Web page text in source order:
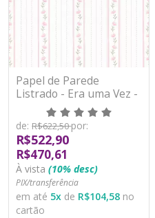
Papel de Parede
Listrado - Era uma Vez -
89877 - Vinílico
de: R$622,50por:
R$522,90
R$470,61
À vista (10% desc)
PIX/transferência
em até 5x de R$104,58 no
cartão